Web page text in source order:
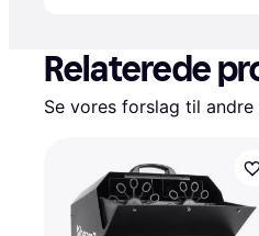
Relaterede
Se vores forslag til